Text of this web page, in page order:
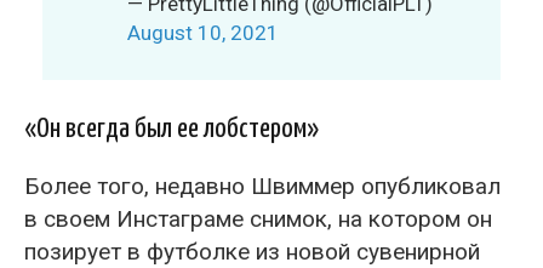
August 10, 2021
«Он всегда был ее лобстером»
Более того, недавно Швиммер опубликовал
в своем Инстаграме снимок, на котором он
позирует в футболке из новой сувенирной